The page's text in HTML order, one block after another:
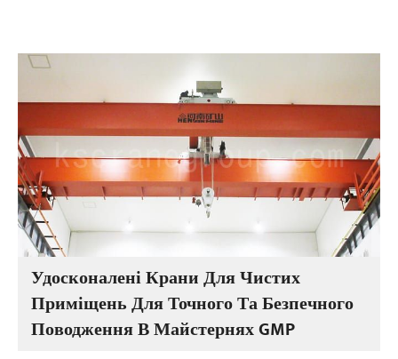
Удосконалені Крани Для Чистих
Приміщень Для Точного Та Безпечного
Поводження В Майстернях GMP